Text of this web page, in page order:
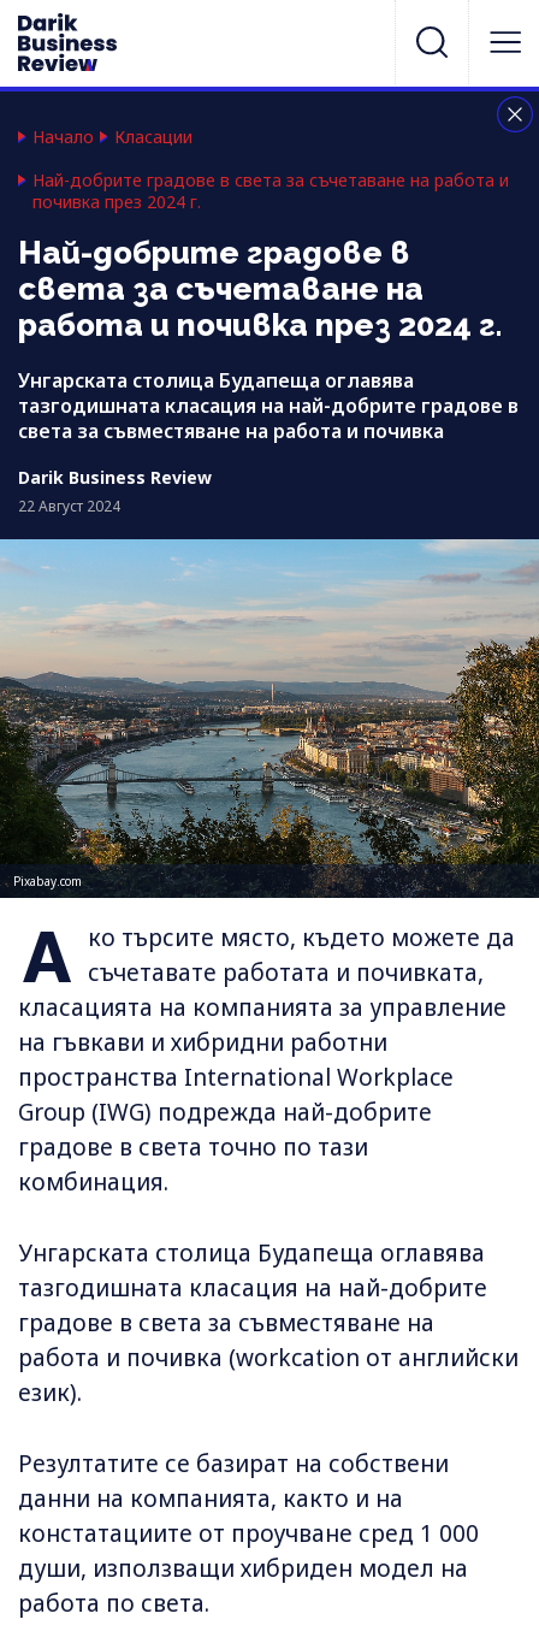
Начало
Класации
Най-добрите градове в света за съчетаване на работа и
почивка през 2024 г.
Най-добрите градове в
света за съчетаване на
работа и почивка през 2024 г.
Унгарската столица Будапеща оглавява
тазгодишната класация на най-добрите градове в
света за съвместяване на работа и почивка
Darik Business Review
22 Август 2024
Pixabay.com
А
ко търсите място, където можете да
съчетавате работата и почивката,
класацията на компанията за управление
на гъвкави и хибридни работни
пространства International Workplace
Group (IWG) подрежда най-добрите
градове в света точно по тази
комбинация.
Унгарската столица Будапеща оглавява
тазгодишната класация на най-добрите
градове в света за съвместяване на
работа и почивка (workcation от английски
език).
Резултатите се базират на собствени
данни на компанията, както и на
констатациите от проучване сред 1 000
души, използващи хибриден модел на
работа по света.